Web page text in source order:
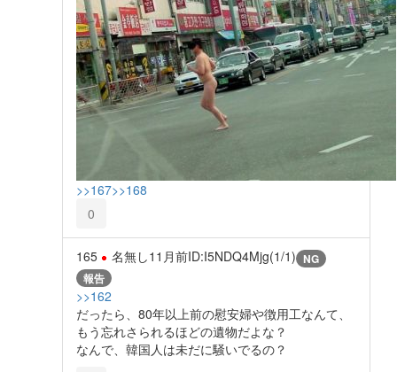
>>167>>168
0
165 名無し11月前ID:I5NDQ4Mjg(1/1) NG
報告
>>162
だったら、80年以上前の慰安婦や徴用工なんて、
もう忘れさられるほどの遺物だよな？
なんで、韓国人は未だに騒いでるの？